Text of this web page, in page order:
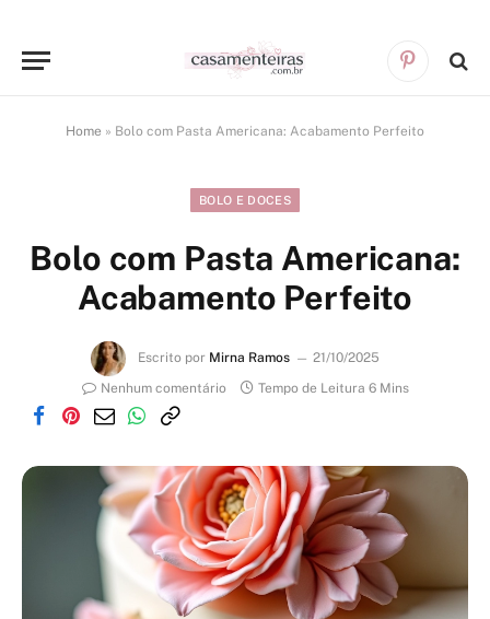
Pinterest
Home » Bolo com Pasta Americana: Acabamento Perfeito
BOLO E DOCES
Bolo com Pasta Americana:
Acabamento Perfeito
Escrito por Mirna Ramos
21/10/2025
Nenhum comentário
Tempo de Leitura 6 Mins